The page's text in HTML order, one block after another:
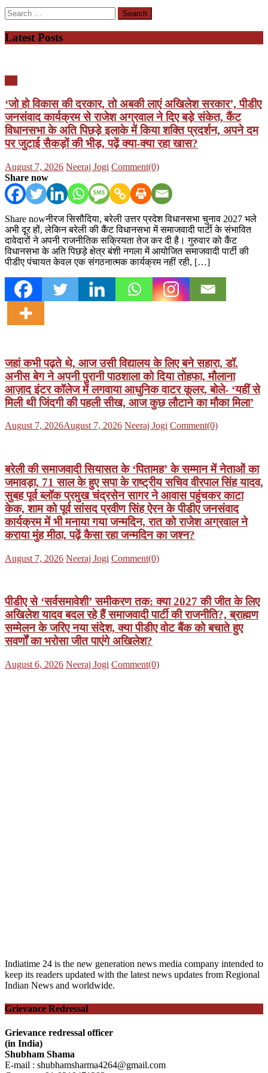
Search
for:
Latest Posts
‘जो हो विकास की दरकार, तो अबकी लाएं अखिलेश सरकार’, पीडीए
जनसंवाद कार्यक्रम से राजेश अग्रवाल ने दिए बड़े संकेत, कैंट
विधानसभा के अति पिछड़े इलाके में किया शक्ति प्रदर्शन, अपने दम
पर जुटाई सैकड़ों की भीड़, पढ़ें क्या-क्या रहा खास?
Posted
on
August 7, 2026 Author
Neeraj Jogi Comment(0)
Share now
Share nowनीरज सिसौदिया, बरेली उत्तर प्रदेश विधानसभा चुनाव 2027 भले
अभी दूर हों, लेकिन बरेली की कैंट विधानसभा में समाजवादी पार्टी के संभावित
दावेदारों ने अपनी राजनीतिक सक्रियता तेज कर दी है। गुरुवार को कैंट
विधानसभा के अति पिछड़े क्षेत्र बंशी नगला में आयोजित समाजवादी पार्टी की
पीडीए पंचायत केवल एक संगठनात्मक कार्यक्रम नहीं रही, […]
जहां कभी पढ़ते थे, आज उसी विद्यालय के लिए बने सहारा, डॉ.
अनीस बेग ने अपनी पुरानी पाठशाला को दिया तोहफा, मौलाना
आज़ाद इंटर कॉलेज में लगवाया आधुनिक वाटर कूलर, बोले- ‘यहीं से
मिली थी जिंदगी की पहली सीख, आज कुछ लौटाने का मौका मिला’
Posted
August 7, 2026August 7, 2026 Author
Neeraj Jogi Comment(0)
बरेली की समाजवादी सियासत के ‘पितामह’ के सम्मान में नेताओं का
जमावड़ा, 71 साल के हुए सपा के राष्ट्रीय सचिव वीरपाल सिंह यादव,
सुबह पूर्व ब्लॉक प्रमुख चंद्रसेन सागर ने आवास पहुंचकर काटा
केक, शाम को पूर्व सांसद प्रवीण सिंह ऐरन के पीडीए जनसंवाद
कार्यक्रम में भी मनाया गया जन्मदिन, रात को राजेश अग्रवाल ने
कराया मुंह मीठा, पढ़ें कैसा रहा जन्मदिन का जश्न?
Posted
August 7, 2026 Author
Neeraj Jogi Comment(0)
पीडीए से ‘सर्वसमावेशी’ समीकरण तक: क्या 2027 की जीत के लिए
अखिलेश यादव बदल रहे हैं समाजवादी पार्टी की राजनीति?, ब्राह्मण
सम्मेलन के जरिए नया संदेश, क्या पीडीए वोट बैंक को बचाते हुए
सवर्णों का भरोसा जीत पाएंगे अखिलेश?
Posted
August 6, 2026 Author
Neeraj Jogi Comment(0)
Indiatime 24 is the new generation news media company intended to
keep its readers updated with the latest news updates from Regional
Indian News and worldwide.
Grievance Redressal
Grievance redressal officer
(in India)
Shubham Shama
E-mail : shubhamsharma4264@gmail.com